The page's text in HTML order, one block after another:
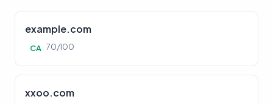
example.com
CA 70/100
xxoo.com